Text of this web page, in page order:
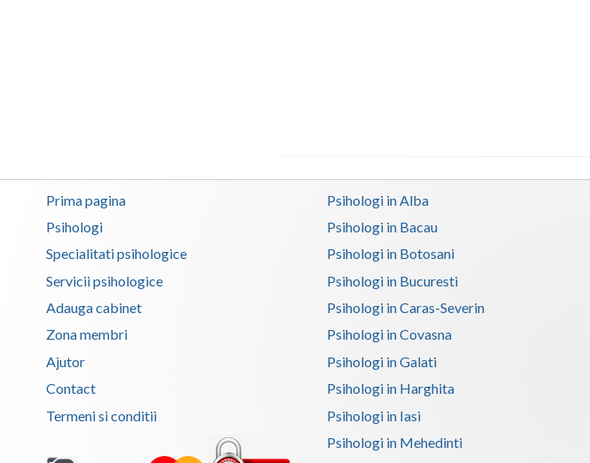
Prima pagina
Psihologi
Specialitati psihologice
Servicii psihologice
Adauga cabinet
Zona membri
Ajutor
Contact
Termeni si conditii
Psihologi in Alba
Psihologi in Bacau
Psihologi in Botosani
Psihologi in Bucuresti
Psihologi in Caras-Severin
Psihologi in Covasna
Psihologi in Galati
Psihologi in Harghita
Psihologi in Iasi
Psihologi in Mehedinti